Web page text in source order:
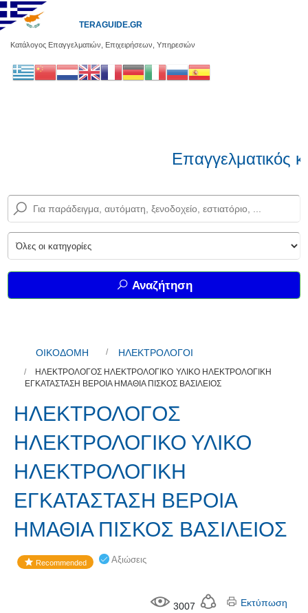
Κατάλογος Επαγγελματιών, Επιχειρήσεων, Υπηρεσιών
TERAGUIDE.GR
Επαγγελματικός
Αναζήτηση
ΟΙΚΟΔΟΜΗ ΗΛΕΚΤΡΟΛΟΓΟΙ
ΗΛΕΚΤΡΟΛΟΓΟΣ ΗΛΕΚΤΡΟΛΟΓΙΚΟ ΥΛΙΚΟ ΗΛΕΚΤΡΟΛΟΓΙΚΗ
ΕΓΚΑΤΑΣΤΑΣΗ ΒΕΡΟΙΑ ΗΜΑΘΙΑ ΠΙΣΚΟΣ ΒΑΣΙΛΕΙΟΣ
ΗΛΕΚΤΡΟΛΟΓΟΣ
ΗΛΕΚΤΡΟΛΟΓΙΚΟ ΥΛΙΚΟ
ΗΛΕΚΤΡΟΛΟΓΙΚΗ
ΕΓΚΑΤΑΣΤΑΣΗ ΒΕΡΟΙΑ
ΗΜΑΘΙΑ ΠΙΣΚΟΣ ΒΑΣΙΛΕΙΟΣ
Recommended Αξιώσεις
3007 Εκτύπωση